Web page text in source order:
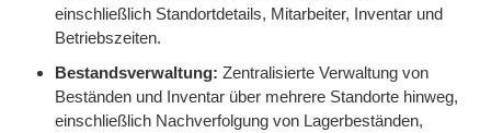
einschließlich Standortdetails, Mitarbeiter, Inventar und
Betriebszeiten.
Bestandsverwaltung: Zentralisierte Verwaltung von
Beständen und Inventar über mehrere Standorte hinweg,
einschließlich Nachverfolgung von Lagerbeständen,